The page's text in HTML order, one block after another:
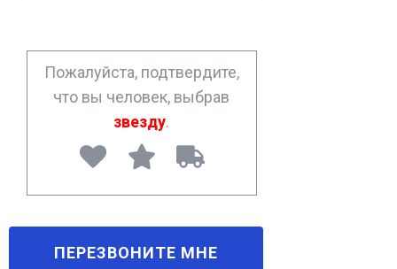
*
Пожалуйста, подтвердите,
что вы человек, выбрав
звезду.